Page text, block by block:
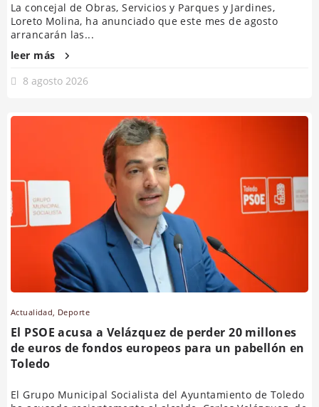
La concejal de Obras, Servicios y Parques y Jardines,
Loreto Molina, ha anunciado que este mes de agosto
arrancarán las...
leer más
8 agosto 2026
Actualidad, Deporte
El PSOE acusa a Velázquez de perder 20 millones
de euros de fondos europeos para un pabellón en
Toledo
El Grupo Municipal Socialista del Ayuntamiento de Toledo